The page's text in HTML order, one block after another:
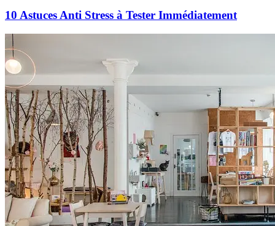
10 Astuces Anti Stress à Tester Immédiatement